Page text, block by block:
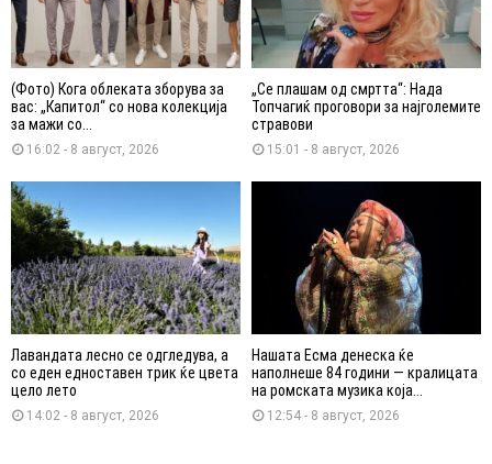
(Фото) Кога облеката зборува за
вас: „Капитол“ со нова колекција
за мажи со...
16:02 - 8 август, 2026
„Се плашам од смртта“: Нада
Топчагиќ проговори за најголемите
стравови
15:01 - 8 август, 2026
Лавандата лесно се одгледува, а
со еден едноставен трик ќе цвета
цело лето
14:02 - 8 август, 2026
Нашата Есма денеска ќе
наполнеше 84 години — кралицата
на ромската музика која...
12:54 - 8 август, 2026